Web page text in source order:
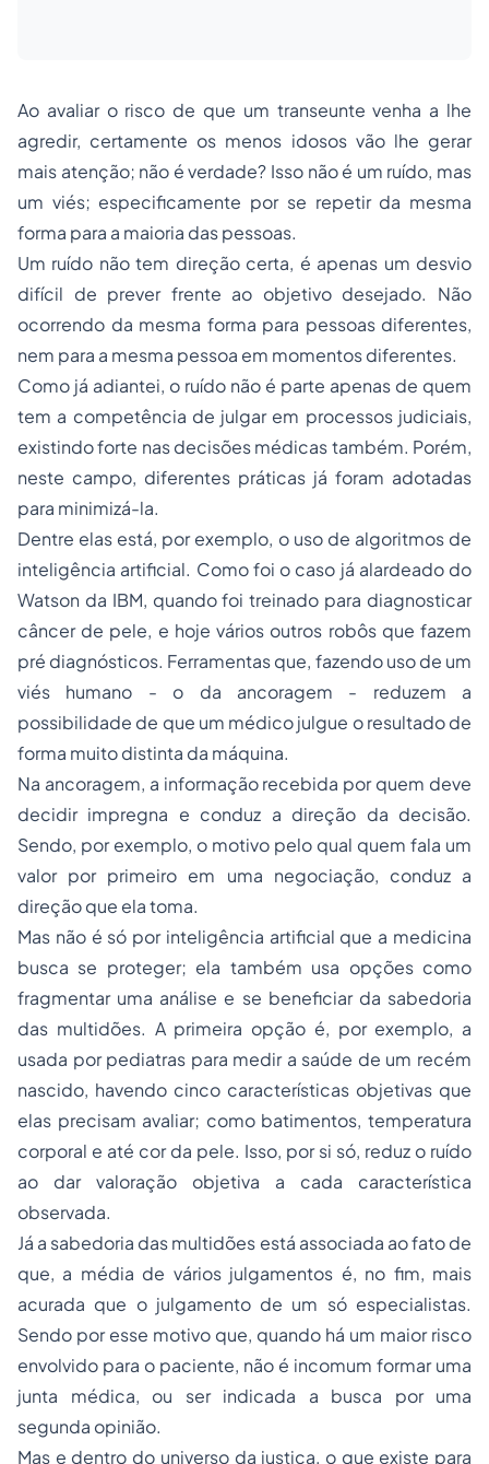
Ao avaliar o risco de que um transeunte venha a lhe
agredir, certamente os menos idosos vão lhe gerar
mais atenção; não é verdade? Isso não é um ruído, mas
um viés; especificamente por se repetir da mesma
forma para a maioria das pessoas.
Um ruído não tem direção certa, é apenas um desvio
difícil de prever frente ao objetivo desejado. Não
ocorrendo da mesma forma para pessoas diferentes,
nem para a mesma pessoa em momentos diferentes.
Como já adiantei, o ruído não é parte apenas de quem
tem a competência de julgar em processos judiciais,
existindo forte nas decisões médicas também. Porém,
neste campo, diferentes práticas já foram adotadas
para minimizá-la.
Dentre elas está, por exemplo, o uso de algoritmos de
inteligência artificial. Como foi o caso já alardeado do
Watson da IBM, quando foi treinado para diagnosticar
câncer de pele, e hoje vários outros robôs que fazem
pré diagnósticos. Ferramentas que, fazendo uso de um
viés humano - o da ancoragem - reduzem a
possibilidade de que um médico julgue o resultado de
forma muito distinta da máquina.
Na ancoragem, a informação recebida por quem deve
decidir impregna e conduz a direção da decisão.
Sendo, por exemplo, o motivo pelo qual quem fala um
valor por primeiro em uma negociação, conduz a
direção que ela toma.
Mas não é só por inteligência artificial que a medicina
busca se proteger; ela também usa opções como
fragmentar uma análise e se beneficiar da sabedoria
das multidões. A primeira opção é, por exemplo, a
usada por pediatras para medir a saúde de um recém
nascido, havendo cinco características objetivas que
elas precisam avaliar; como batimentos, temperatura
corporal e até cor da pele. Isso, por si só, reduz o ruído
ao dar valoração objetiva a cada característica
observada.
Já a sabedoria das multidões está associada ao fato de
que, a média de vários julgamentos é, no fim, mais
acurada que o julgamento de um só especialistas.
Sendo por esse motivo que, quando há um maior risco
envolvido para o paciente, não é incomum formar uma
junta médica, ou ser indicada a busca por uma
segunda opinião.
Mas e dentro do universo da justiça, o que existe para